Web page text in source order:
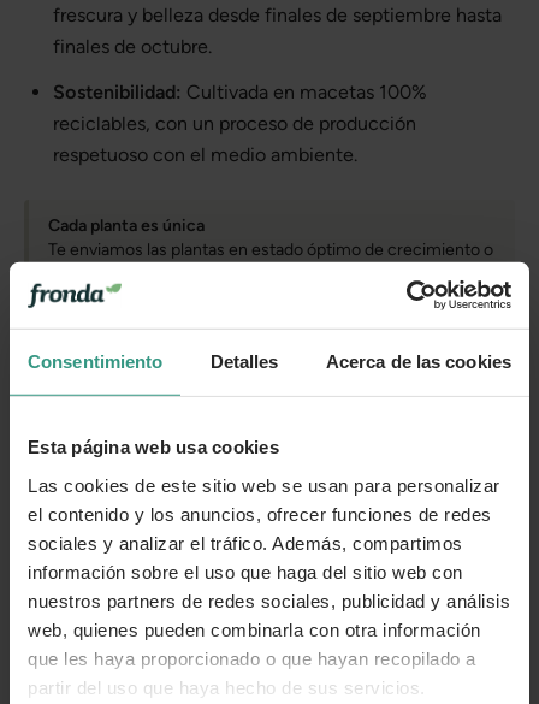
Consentimiento Detalles Acerca de las cookies
Esta página web usa cookies
Las cookies de este sitio web se usan para personalizar
el contenido y los anuncios, ofrecer funciones de redes
sociales y analizar el tráfico. Además, compartimos
información sobre el uso que haga del sitio web con
nuestros partners de redes sociales, publicidad y análisis
web, quienes pueden combinarla con otra información
que les haya proporcionado o que hayan recopilado a
partir del uso que haya hecho de sus servicios.
frescura y belleza desde finales de septiembre hasta
finales de octubre.
Sostenibilidad: Cultivada en macetas 100%
reciclables, con un proceso de producción
respetuoso con el medio ambiente.
Cada planta es única
Te enviamos las plantas en estado óptimo de crecimiento o
planta que recibas puede variar levemente su apariencia
Categorías
Número de artículo: 11254373
¿Te ha resultado útil la información de este producto?